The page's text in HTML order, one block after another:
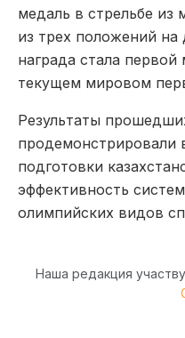
медаль в стрельбе из
из трех положений
награда стала
текущем мировом
Результаты
продемонстрировали
подготовки
эффективность
олимпийских видов
Наша редакция